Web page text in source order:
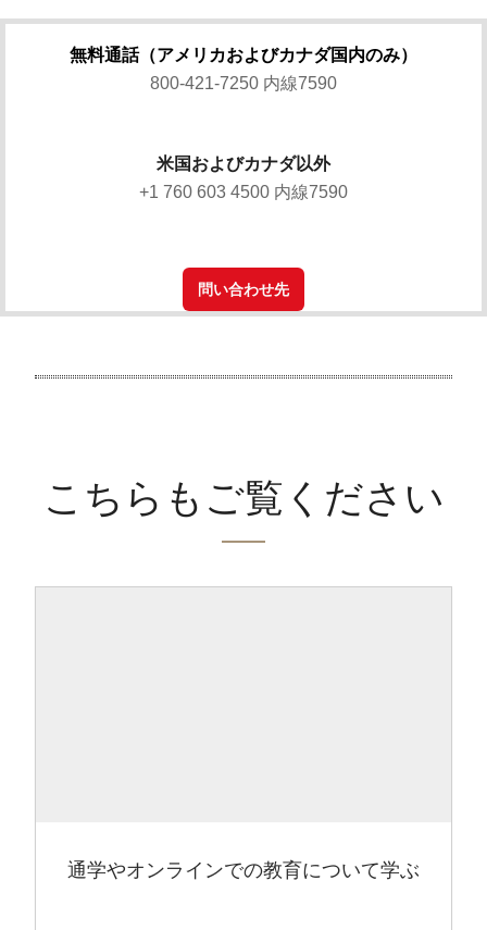
無料通話（アメリカおよびカナダ国内のみ）
800-421-7250 内線7590
米国およびカナダ以外
+1 760 603 4500 内線7590
問い合わせ先
こちらもご覧ください
通学やオンラインでの教育について学ぶ